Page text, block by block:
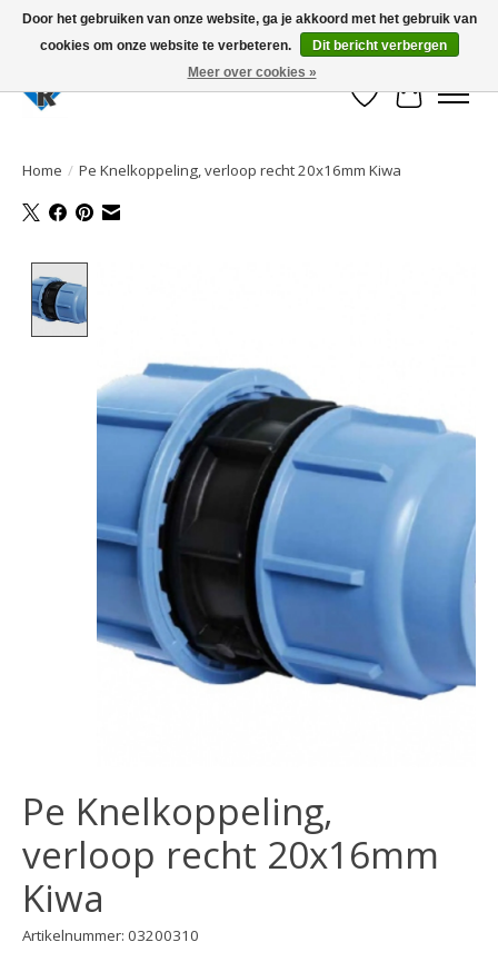
Large selection of products and fast shipping!
Verlanglijst
Home / Pe Knelkoppeling, verloop recht 20x16mm Kiwa
Pe Knelkoppeling,
verloop recht 20x16mm
Kiwa
Artikelnummer: 03200310
Door het gebruiken van onze website, ga je akkoord met het gebruik van
cookies om onze website te verbeteren.
Dit bericht verbergen
Meer over cookies »